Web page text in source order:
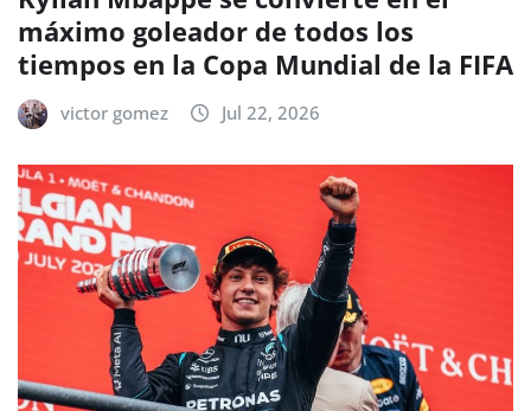
máximo goleador de todos los
tiempos en la Copa Mundial de la FIFA
victor gomez Jul 22, 2026